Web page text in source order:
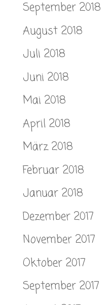
September 2018
August 2018
Juli 2018
Juni 2018
Mai 2018
April 2018
März 2018
Februar 2018
Januar 2018
Dezember 2017
November 2017
Oktober 2017
September 2017